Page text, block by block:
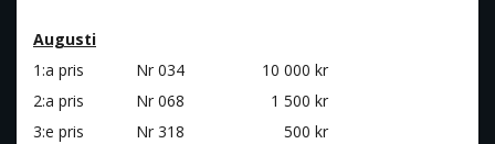
Augusti
1:a pris
Nr 034
10 000 kr
2:a pris
Nr 068
1 500 kr
3:e pris
Nr 318 500 kr